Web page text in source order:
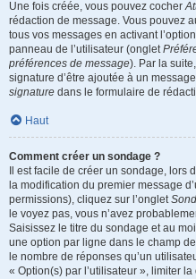
Une fois créée, vous pouvez cocher
rédaction de message. Vous pouvez
tous vos messages en activant
panneau de l’utilisateur (onglet
préférences de message). Par la
signature d’être ajoutée à un
signature dans le formulaire de
Haut
Comment créer un sondage ?
Il est facile de créer un sondage, lors
la modification du premier message
permissions), cliquez sur l’onglet
le voyez pas, vous n’avez
Saisissez le titre du sondage et au
une option par ligne dans le champ
le nombre de réponses qu’un
« Option(s) par l’utilisateur », limiter